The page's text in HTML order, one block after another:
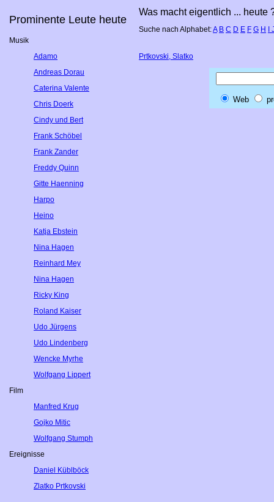
Prominente Leute heute
Was macht eigentlich ... heute
Suche nach Alphabet:A B C D E F G H
Musik
Adamo
Andreas Dorau
Caterina Valente
Chris Doerk
Cindy und Bert
Frank Schöbel
Frank Zander
Freddy Quinn
Gitte Haenning
Harpo
Heino
Katja Ebstein
Nina Hagen
Reinhard Mey
Nina Hagen
Ricky King
Roland Kaiser
Udo Jürgens
Udo Lindenberg
Wencke Myrhe
Wolfgang Lippert
Film
Manfred Krug
Gojko Mitic
Wolfgang Stumph
Ereignisse
Daniel Küblböck
Zlatko Prtkovski
Prtkovski, Slatko
Web